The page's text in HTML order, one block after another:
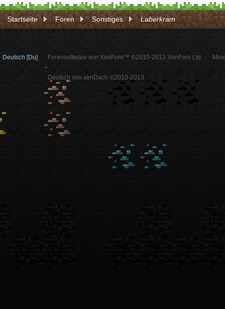
Startseite Foren Sonstiges Laberkram
Deutsch [Du]
Forensoftware von XenForo™ ©2010-2013 XenForo Ltd.
-
Deutsch von xenDach ©2010-2013